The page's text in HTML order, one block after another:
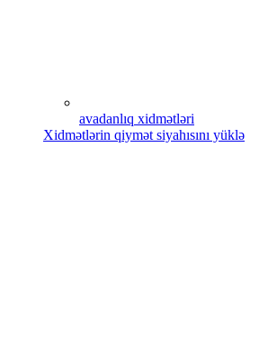
avadanlıq xidmətləri
Xidmətlərin qiymət siyahısını yüklə